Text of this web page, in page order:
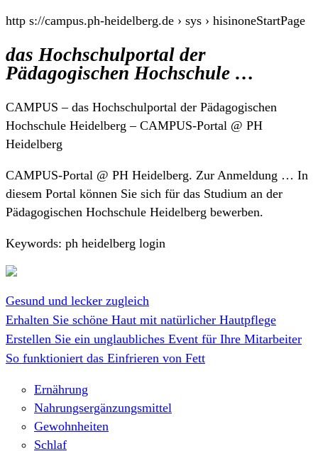
http s://campus.ph-heidelberg.de › sys › hisinoneStartPage
das Hochschulportal der
Pädagogischen Hochschule …
CAMPUS – das Hochschulportal der Pädagogischen
Hochschule Heidelberg – CAMPUS-Portal @ PH
Heidelberg
CAMPUS-Portal @ PH Heidelberg. Zur Anmeldung … In
diesem Portal können Sie sich für das Studium an der
Pädagogischen Hochschule Heidelberg bewerben.
Keywords: ph heidelberg login
Gesund und lecker zugleich
Erhalten Sie schöne Haut mit natürlicher Hautpflege
Erstellen Sie ein unglaubliches Event für Ihre Mitarbeiter
So funktioniert das Einfrieren von Fett
Ernährung
Nahrungsergänzungsmittel
Gewohnheiten
Schlaf